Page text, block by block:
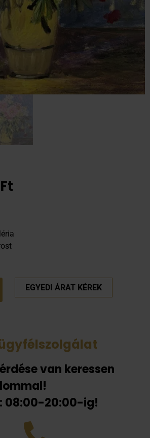
Ft
EGYEDI ÁRAT KÉREK
van keressen
08:00-20:00-ig!